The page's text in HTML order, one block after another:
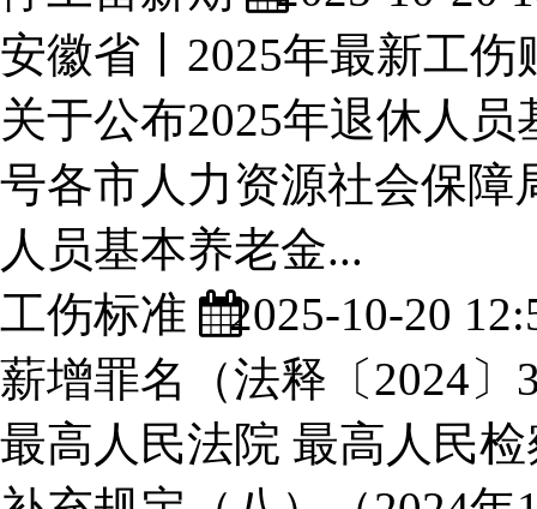
安徽省丨2025年最新工伤
关于公布2025年退休人
号各市人力资源社会保障
人员基本养老金...
工伤标准
2025-10-20
薪增罪名（法释〔2024〕
最高人民法院 最高人民